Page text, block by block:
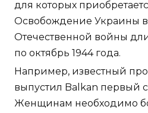
для которых
Освобождение Украины
Отечественной войны
по октябрь 1944 года.
Например, известный
выпустил Balkan первый
Женщинам необходимо